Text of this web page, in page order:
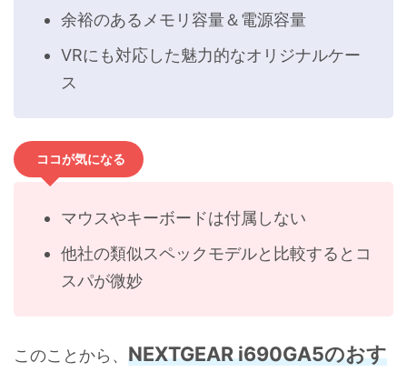
余裕のあるメモリ容量＆電源容量
VRにも対応した魅力的なオリジナルケー
ス
ココが気になる
マウスやキーボードは付属しない
他社の類似スペックモデルと比較するとコ
スパが微妙
このことから、 NEXTGEAR i690GA5のおす